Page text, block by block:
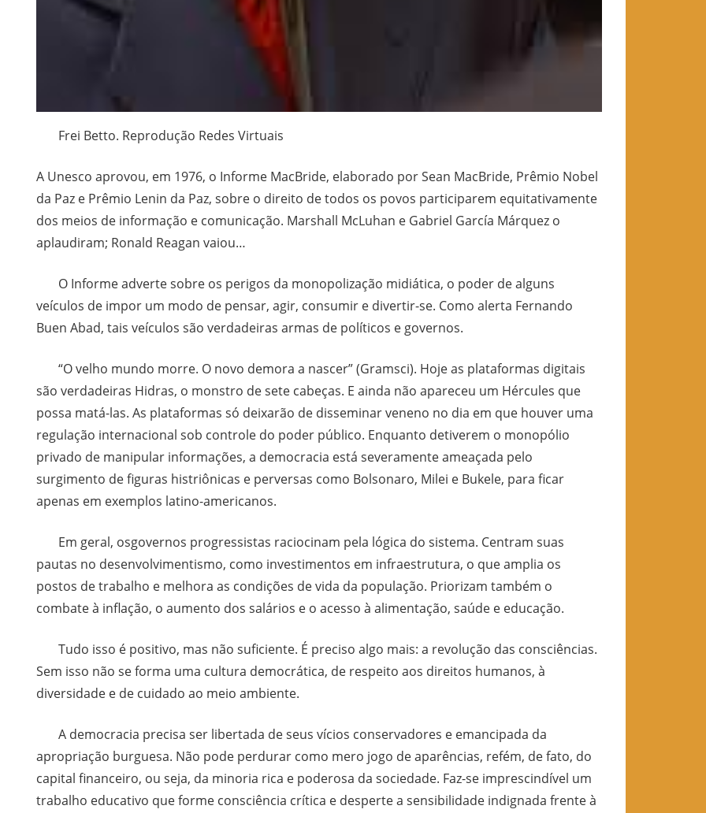
Frei Betto. Reprodução Redes Virtuais
A Unesco aprovou, em 1976, o Informe MacBride, elaborado por Sean MacBride, Prêmio Nobel
da Paz e Prêmio Lenin da Paz, sobre o direito de todos os povos participarem equitativamente
dos meios de informação e comunicação. Marshall McLuhan e Gabriel García Márquez o
aplaudiram; Ronald Reagan vaiou…
O Informe adverte sobre os perigos da monopolização midiática, o poder de alguns
veículos de impor um modo de pensar, agir, consumir e divertir-se. Como alerta Fernando
Buen Abad, tais veículos são verdadeiras armas de políticos e governos.
“O velho mundo morre. O novo demora a nascer” (Gramsci). Hoje as plataformas digitais
são verdadeiras Hidras, o monstro de sete cabeças. E ainda não apareceu um Hércules que
possa matá-las. As plataformas só deixarão de disseminar veneno no dia em que houver uma
regulação internacional sob controle do poder público. Enquanto detiverem o monopólio
privado de manipular informações, a democracia está severamente ameaçada pelo
surgimento de figuras histriônicas e perversas como Bolsonaro, Milei e Bukele, para ficar
apenas em exemplos latino-americanos.
Em geral, osgovernos progressistas raciocinam pela lógica do sistema. Centram suas
pautas no desenvolvimentismo, como investimentos em infraestrutura, o que amplia os
postos de trabalho e melhora as condições de vida da população. Priorizam também o
combate à inflação, o aumento dos salários e o acesso à alimentação, saúde e educação.
Tudo isso é positivo, mas não suficiente. É preciso algo mais: a revolução das consciências.
Sem isso não se forma uma cultura democrática, de respeito aos direitos humanos, à
diversidade e de cuidado ao meio ambiente.
A democracia precisa ser libertada de seus vícios conservadores e emancipada da
apropriação burguesa. Não pode perdurar como mero jogo de aparências, refém, de fato, do
capital financeiro, ou seja, da minoria rica e poderosa da sociedade. Faz-se imprescindível um
trabalho educativo que forme consciência crítica e desperte a sensibilidade indignada frente à